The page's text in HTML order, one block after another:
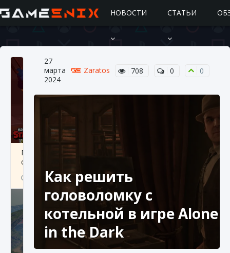
НОВОСТИ СТАТЬИ
Подробное руководство по получению
самоцветов Brawl Stars
10 августа 2024 2 685
27
марта
2024
Zaratos 708 0 0
Как решить
головоломку с
котельной в игре Alone
in the Dark